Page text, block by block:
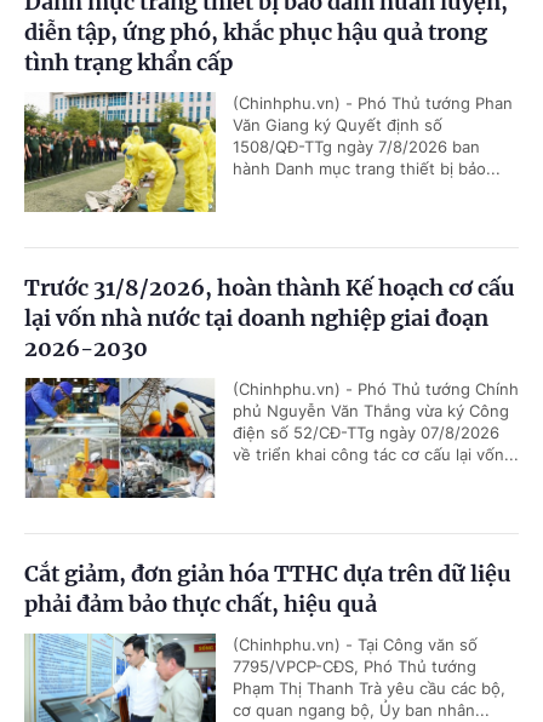
diễn tập, ứng phó, khắc phục hậu quả trong
tình trạng khẩn cấp
(Chinhphu.vn) - Phó Thủ tướng Phan
Văn Giang ký Quyết định số
1508/QĐ-TTg ngày 7/8/2026 ban
hành Danh mục trang thiết bị bảo...
Trước 31/8/2026, hoàn thành Kế hoạch cơ cấu
lại vốn nhà nước tại doanh nghiệp giai đoạn
2026-2030
(Chinhphu.vn) - Phó Thủ tướng Chính
phủ Nguyễn Văn Thắng vừa ký Công
điện số 52/CĐ-TTg ngày 07/8/2026
về triển khai công tác cơ cấu lại vốn...
Cắt giảm, đơn giản hóa TTHC dựa trên dữ liệu
phải đảm bảo thực chất, hiệu quả
(Chinhphu.vn) - Tại Công văn số
7795/VPCP-CĐS, Phó Thủ tướng
Phạm Thị Thanh Trà yêu cầu các bộ,
cơ quan ngang bộ, Ủy ban nhân...